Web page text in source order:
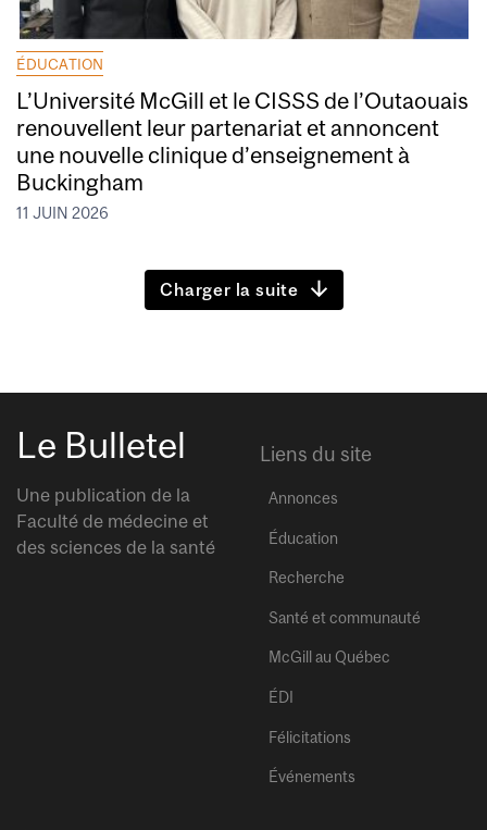
ÉDUCATION
L’Université McGill et le CISSS de l’Outaouais
renouvellent leur partenariat et annoncent
une nouvelle clinique d’enseignement à
Buckingham
11 JUIN 2026
Charger la suite
Le Bulletel
Une publication de la
Faculté de médecine et
des sciences de la santé
Liens du site
Annonces
Éducation
Recherche
Santé et communauté
McGill au Québec
ÉDI
Félicitations
Événements